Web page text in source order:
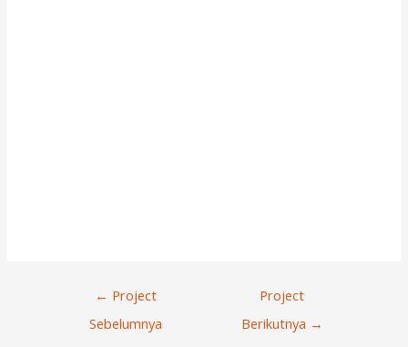
Navigasi
Pos
← Project
Sebelumnya
Project
Berikutnya →